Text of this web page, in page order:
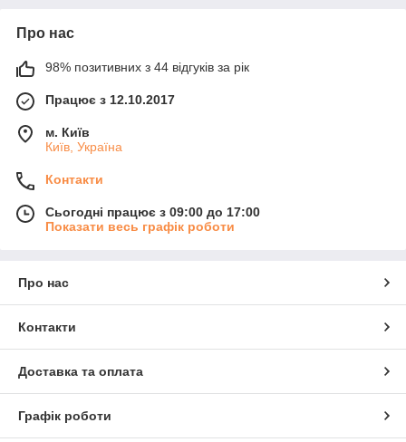
Про нас
98% позитивних з 44 відгуків за рік
Працює з 12.10.2017
м. Київ
Київ, Україна
Контакти
Сьогодні працює з 09:00 до 17:00
Показати весь графік роботи
Про нас
Контакти
Доставка та оплата
Графік роботи